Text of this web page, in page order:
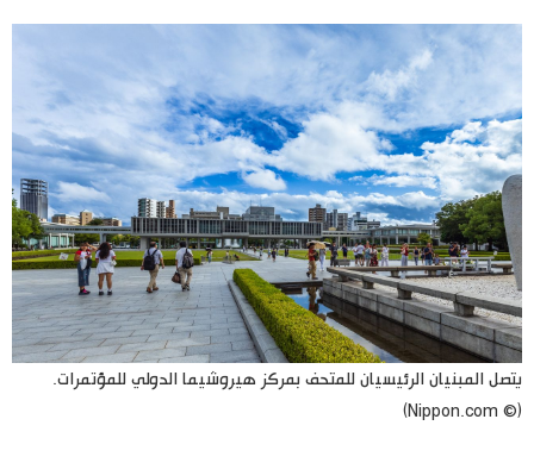
يتصل المبنيان الرئيسيان للمتحف بمركز هيروشيما الدولي للمؤتمرات.
(© Nippon.com)